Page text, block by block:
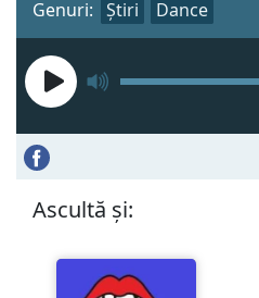
Genuri: Știri Dance
Ascultă și: